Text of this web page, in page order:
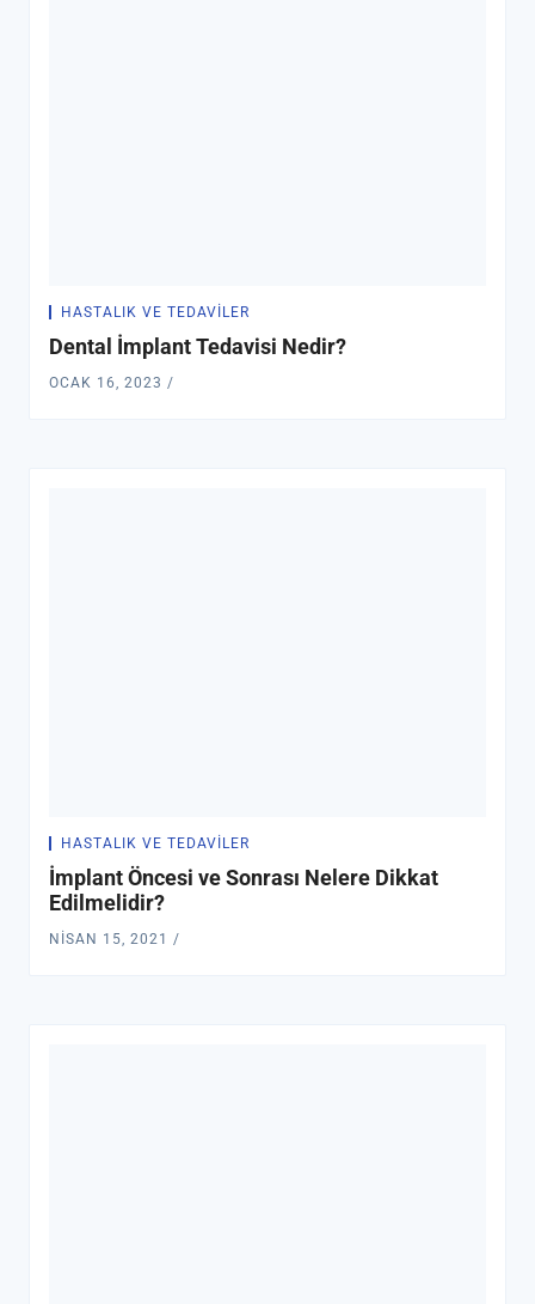
HASTALIK VE TEDAVILER
Dental İmplant Tedavisi Nedir?
OCAK 16, 2023
HASTALIK VE TEDAVILER
İmplant Öncesi ve Sonrası Nelere Dikkat
Edilmelidir?
NISAN 15, 2021